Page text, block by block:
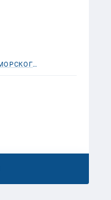
ПРАВИТЕЛЬСТВО ПРИМОРСКОГО КРАЯ